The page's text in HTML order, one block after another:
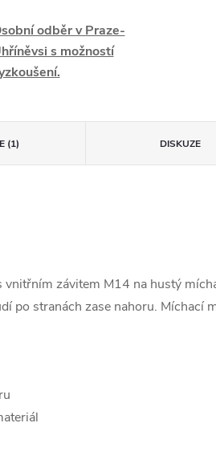
odběr v Praze-
s možností
(1) DISKUZE
závitem M14 na hustý
po stranách zase nahoru. Míchací